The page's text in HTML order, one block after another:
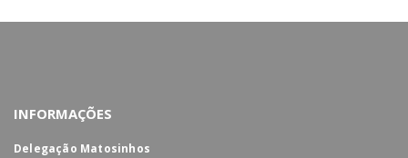
INFORMAÇÕES
Delegação Matosinhos